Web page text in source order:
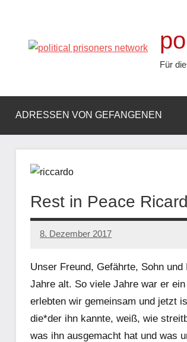
springen
Für
ADRESSEN VON GEFANGENEN
Rest in Peace
8. Dezember 2017
admin
Unser Freund, Gefährte, Sohn
Jahre alt. So viele Jahre war er
erlebten wir gemeinsam und jetzt
die*der ihn kannte, weiß, wie
was ihn ausgemacht hat und was